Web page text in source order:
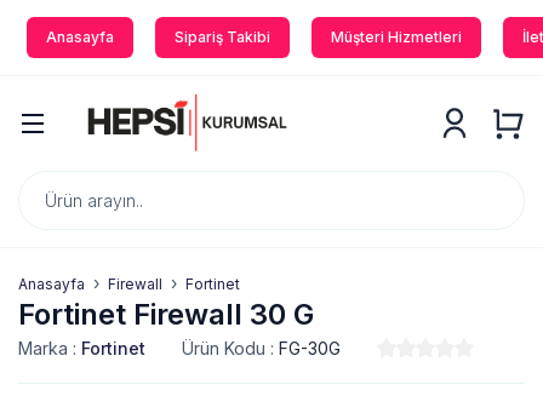
Anasayfa Sipariş Takibi Müşteri Hizmetleri
Anasayfa Firewall Fortinet
Fortinet Firewall 30 G
Marka : Fortinet Ürün Kodu : FG-30G